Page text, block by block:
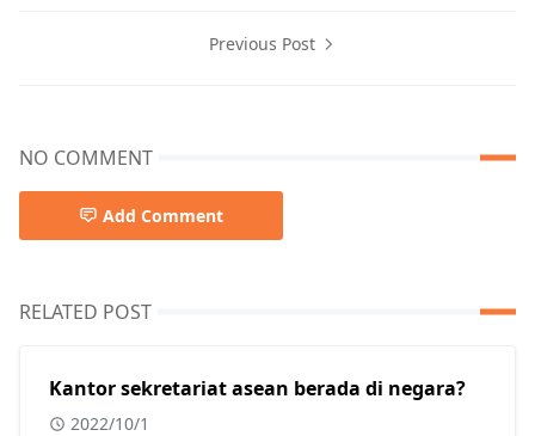
Previous Post
NO COMMENT
Add Comment
RELATED POST
Kantor sekretariat asean berada di negara?
2022/10/1